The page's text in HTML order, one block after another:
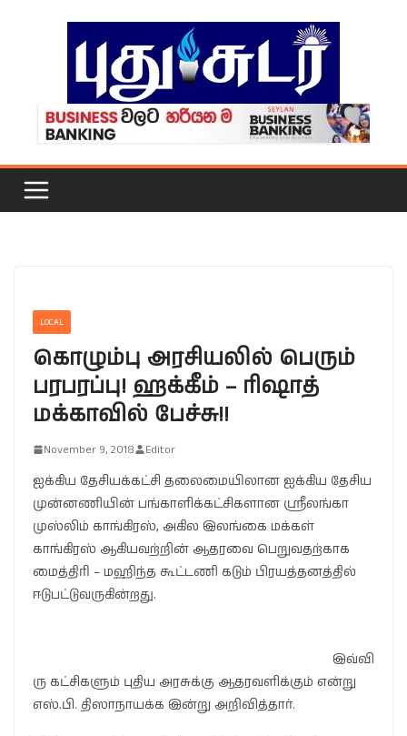
LOCAL
கொழும்பு அரசியலில் பெரும்
பரபரப்பு! ஹக்கீம் – ரிஷாத்
மக்காவில் பேச்சு!!
November 9, 2018 Editor
ஐக்கிய தேசியக்கட்சி தலைமையிலான ஐக்கிய தேசிய
முன்னணியின் பங்காளிக்கட்சிகளான ஸ்ரீலங்கா
முஸ்லிம் காங்கிரஸ், அகில இலங்கை மக்கள்
காங்கிரஸ் ஆகியவற்றின் ஆதரவை பெறுவதற்காக
மைத்திரி – மஹிந்த கூட்டணி கடும் பிரயத்தனத்தில்
ஈடுபட்டுவருகின்றது.
இவ்வி
ரு கட்சிகளும் புதிய அரசுக்கு ஆதரவளிக்கும் என்று
எஸ்.பி. திஸாநாயக்க இன்று அறிவித்தார்.